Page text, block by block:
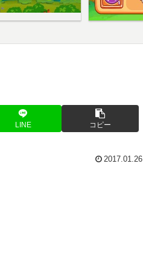
LINE コピー
2017.01.26